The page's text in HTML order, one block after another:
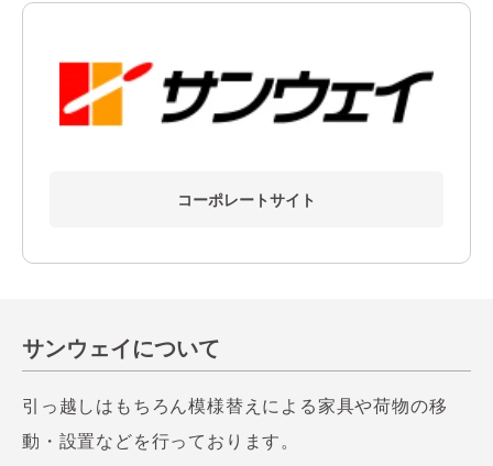
コーポレートサイト
サンウェイについて
引っ越しはもちろん模様替えによる家具や荷物の移
動・設置などを行っております。